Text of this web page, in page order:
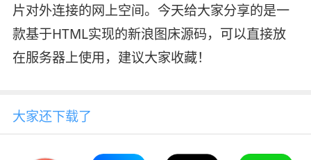
片对外连接的网上空间。今天给大家分享的是一
款基于HTML实现的新浪图床源码，可以直接放
在服务器上使用，建议大家收藏！
大家还下载了